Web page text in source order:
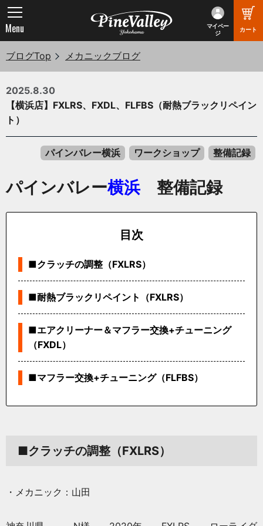
マイペー
ジ
カート
Menu
ブログTop メカニックブログ
2025.8.30
【横浜店】FXLRS、FXDL、FLFBS（耐熱ブラックリペイン
ト）
パインバレー横浜 ワークショップ 整備記録
パインバレー横浜整備記録
目次
■クラッチの調整（FXLRS）
■耐熱ブラックリペイント（FXLRS）
■エアクリーナー＆マフラー交換+チューニング
（FXDL）
■マフラー交換+チューニング（FLFBS）
■クラッチの調整（FXLRS）
・メカニック：山田